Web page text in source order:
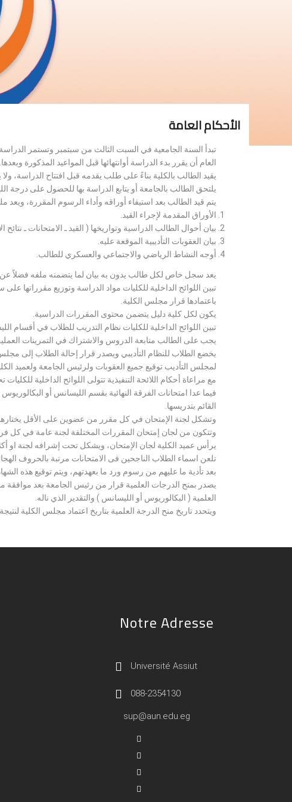
الأحكام العامة
تبدأ السنة الجامعية في السبت الثالث من سبتمبر وتستمر
العام أن يقرر بدء الدراسة أوانتهائها قبل المواعيد المذكورة وبعدها.
يقيد الطالب بالكلية بناءً على طلب يقدمه قبل افتتاح الدراسة،
يلتحق الطالب بالجامعة أو يتابع الدراسة بها للحصول على
يتم قيد الطالب بعد استيفاء أوراقه وأداء الرسوم المقررة،
الأوراق المقدمة لإجراء القيد.
بيان أحوال الطالب الدراسية وتواريخها ( القيد ـ الامتحانات ـ نتائح
بيان العقوبات التأديبية الموقعة عليه.
أوجه النشاط الرياضي والاجتماعي والعسكري للطالب.
يعد سجل خاص لكل طالب يدون به بيان لما يتضمنه ملفه فضلاً
تبين اللوائح الداخلية للكليات مواد الدراسة وتوزيع
باعتمادها قرار مجلس الكلية.
يكون لكل كلية دليل يتضمن محتوى المقررات الدراسية.
تبين اللوائح الداخلية للكليات نظام التدريب للطلاب في أقسام
يجب على الطالب متابعة الدروس والاشتراك في التمرينات العملية
يخضع الطلاب للنظام التأديبي ويصدر قرار إحالة الطلاب إلى
لمجلس التأديب توقيع جميع العقوبات ولرئيس الجامعة ولعميد
مع مراعاة أحكام اللائحة التنفيذية تتولى اللوائح الداخلية للكليات
فيما عدا امتحانات الفرقة النهائية بقسم الليسانس أو
القائم بتدريسها.
وتشكل لجنة الإمتحان في كل مقرر من عضوين على الأقل
وتتكون من لجان إمتحان المقررات المختلفة لجنة عامة في كل
يرأس عميد الكلية لجان الإمتحان، ويشكل تحت إشرافه لجنة او أكثر
تلعن اسماء الطلاب الناجحين فى الامتحانات مرتبة بالحروف
بعد تأدية ما عليهم من رسوم ورد ما بعهدتهم، ويتم توقيع هذه
يصدر بمنح الدرجات العلمية قرار من رئيس الجامعة بعد
العلمية ( البكالوريوس أو الليسانس ) والتقدير الذي ناله.
ويتحدد تاريخ منح الدرجة العلمية بتاريخ اعتماد مجلس الكلية
Notre Adresse
Université Assiut
088-2354130
sup@aun.edu.eg